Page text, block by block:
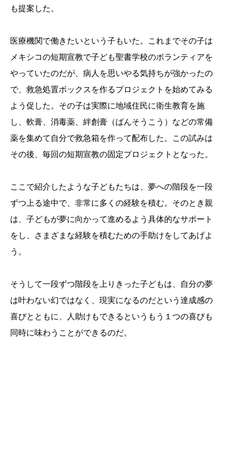
も提案した。
医療機関で働きたいという子もいた。これまでその子は
メキシコの短期宣教で子ども聖書学校のボランティアを
やっていたのだが、病人を思いやる気持ちが強かったの
で、救急処置ボックスを作るプロジェクトを始めてみる
よう促した。その子は実際に地域住民に衛生教育を施
し、軟膏、消毒薬、絆創膏（ばんそうこう）などの常備
薬を集めて自分で救急箱を作って配布した。この試みは
その後、毎回の短期宣教の固定プロジェクトとなった。
ここで紹介したような子どもたちは、夢への階段を一段
ずつ上る途中で、非常に多くの経験を積む。そのとき親
は、子どもが夢に向かって進めるよう具体的なサポート
をし、さまざまな経験を積むための手助けをしてあげよ
う。
そうして一段ずつ階段を上りきった子どもは、自分の夢
は叶わない幻ではなく、現実になるのだという達成感の
喜びとともに、人助けもできるというもう１つの喜びも
同時に味わうことができるのだ。